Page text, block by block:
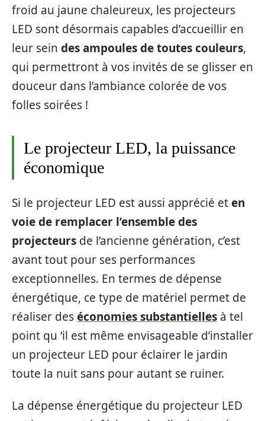
froid au jaune chaleureux, les projecteurs
LED sont désormais capables d’accueillir en
leur sein des ampoules de toutes couleurs,
qui permettront à vos invités de se glisser en
douceur dans l’ambiance colorée de vos
folles soirées !
Le projecteur LED, la puissance
économique
Si le projecteur LED est aussi apprécié eten
voie de remplacer l’ensemble des
projecteurs de l’ancienne génération, c’est
avant tout pour ses performances
exceptionnelles. En termes de dépense
énergétique, ce type de matériel permet de
réaliser deséconomies substantielles à tel
point qu ‘il est même envisageable d’installer
un projecteur LED pour éclairer le jardin
toute la nuit sans pour autant se ruiner.
La dépense énergétique du projecteur LED